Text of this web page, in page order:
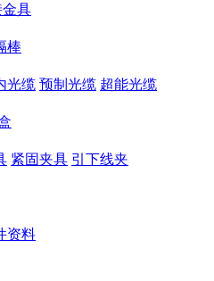
具
棒
光缆 预制光缆 超能光缆
紧固夹具 引下线夹
资料